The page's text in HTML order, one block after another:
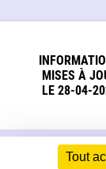
Tout
MISES À
LE 28-04-